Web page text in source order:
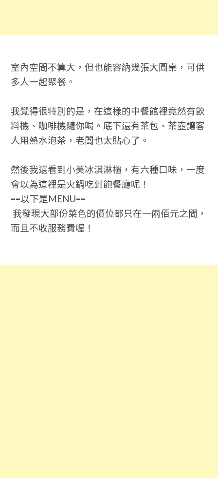
室內空間不算大，但也能容納幾張大圓桌，可供
多人一起聚餐。
我覺得很特別的是，在這樣的中餐館裡竟然有飲
料機、咖啡機隨你喝。底下還有茶包、茶壺讓客
人用熱水泡茶，老闆也太貼心了。
然後我還看到小美冰淇淋櫃，有六種口味，一度
會以為這裡是火鍋吃到飽餐廳呢！
==以下是MENU==
我發現大部份菜色的價位都只在一兩佰元之間，
而且不收服務費喔！